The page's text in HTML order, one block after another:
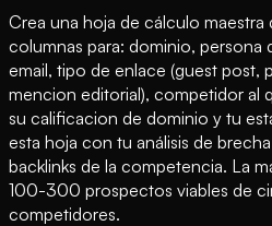
Crea una hoja de cálculo
columnas para: dominio,
email, tipo de enlace (guest post,
mencion editorial), competidor al
su calificacion de dominio y tu
esta hoja con tu análisis de
backlinks de la competencia. La
100-300 prospectos viables de
competidores.